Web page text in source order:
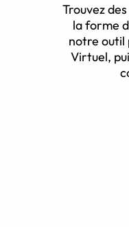
Trouvez
la forme
notre outil
Virtuel,